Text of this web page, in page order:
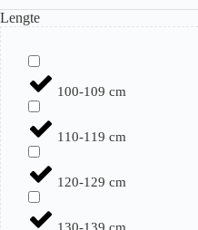
Lengte
100-109 cm
110-119 cm
120-129 cm